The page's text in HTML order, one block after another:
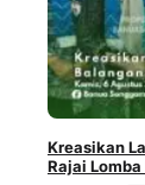
Kreasikan
Rajai